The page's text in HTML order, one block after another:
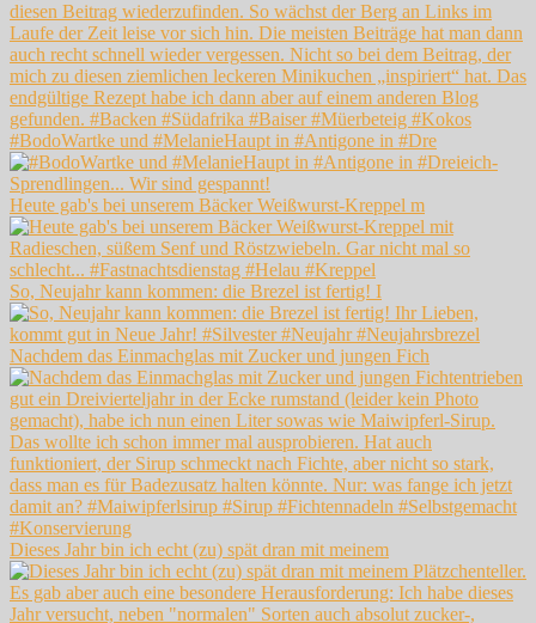
#BodoWartke und #MelanieHaupt in #Antigone in #Dre
Heute gab's bei unserem Bäcker Weißwurst-Kreppel m
So, Neujahr kann kommen: die Brezel ist fertig! I
Nachdem das Einmachglas mit Zucker und jungen Fich
Dieses Jahr bin ich echt (zu) spät dran mit meinem